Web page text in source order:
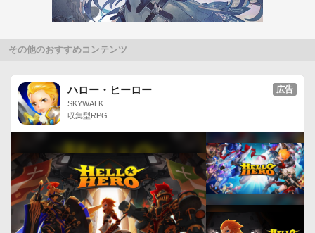
GALAXY S II SC-02C
GALAXY Tab SC-01C
IS03
IS11N MEDIAS BR
HTC Desire HD SoftBank 001HT
INFOBAR A01
Optimus bright L-07C
AQUOS PHONE SH-12C
docomo with series P-07C
docomo with series P-02D
ARROWS Tab LTE F-01D
その他のおすすめコンテンツ
ハロー・ヒーロー
SKYWALK
収集型RPG
広告